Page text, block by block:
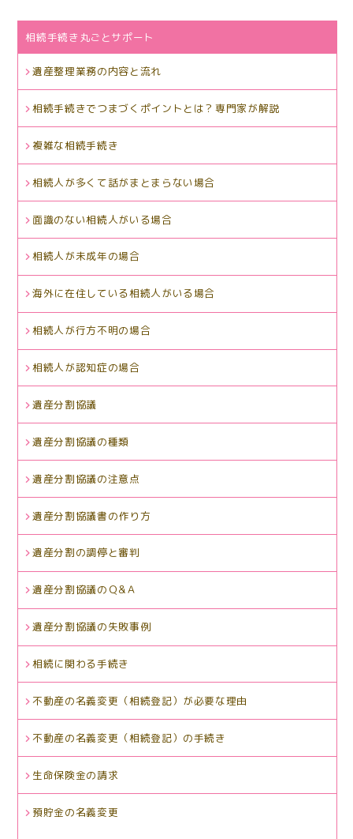
相続手続き丸ごとサポート
遺産整理業務の内容と流れ
相続手続きでつまづくポイントとは？専門家が解説
複雑な相続手続き
相続人が多くて話がまとまらない場合
面識のない相続人がいる場合
相続人が未成年の場合
海外に在住している相続人がいる場合
相続人が行方不明の場合
相続人が認知症の場合
遺産分割協議
遺産分割協議の種類
遺産分割協議の注意点
遺産分割協議書の作り方
遺産分割の調停と審判
遺産分割協議のＱ&Ａ
遺産分割協議の失敗事例
相続に関わる手続き
不動産の名義変更（相続登記）が必要な理由
不動産の名義変更（相続登記）の手続き
生命保険金の請求
預貯金の名義変更